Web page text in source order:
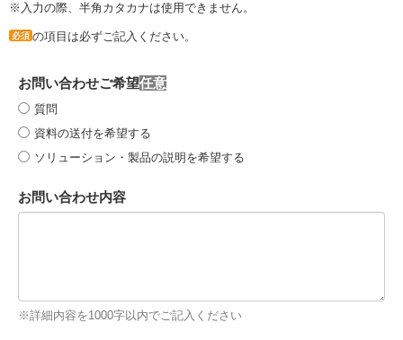
※入力の際、半角カタカナは使用できません。
必須 の項目は必ずご記入ください。
お問い合わせご希望
質問
資料の送付を希望する
ソリューション・製品の説明を希望する
お問い合わせ内容
※詳細内容を1000字以内でご記入ください